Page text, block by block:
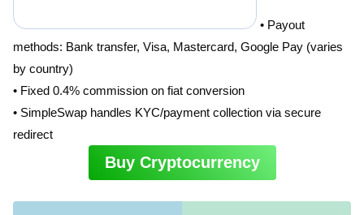
• Payout
methods: Bank transfer, Visa, Mastercard, Google Pay (varies
by country)
• Fixed 0.4% commission on fiat conversion
• SimpleSwap handles KYC/payment collection via secure
redirect
Buy Cryptocurrency